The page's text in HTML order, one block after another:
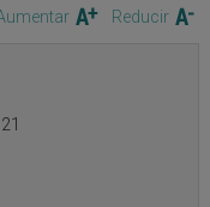
Reducir